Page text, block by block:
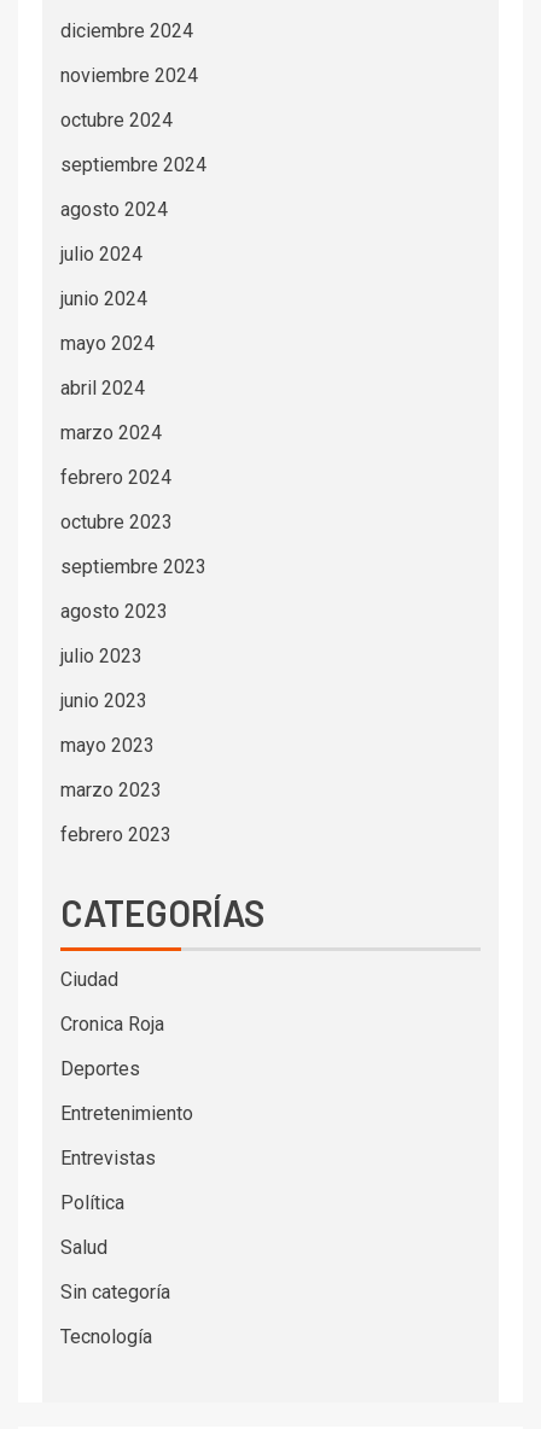
diciembre 2024
noviembre 2024
octubre 2024
septiembre 2024
agosto 2024
julio 2024
junio 2024
mayo 2024
abril 2024
marzo 2024
febrero 2024
octubre 2023
septiembre 2023
agosto 2023
julio 2023
junio 2023
mayo 2023
marzo 2023
febrero 2023
CATEGORÍAS
Ciudad
Cronica Roja
Deportes
Entretenimiento
Entrevistas
Política
Salud
Sin categoría
Tecnología